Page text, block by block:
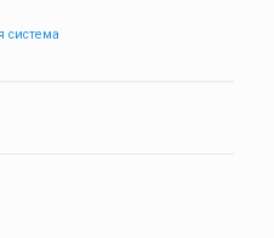
система